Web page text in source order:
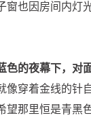
窗也因房间内灯
色的夜幕下，对
像穿着金线的针
望那里恒是青黑